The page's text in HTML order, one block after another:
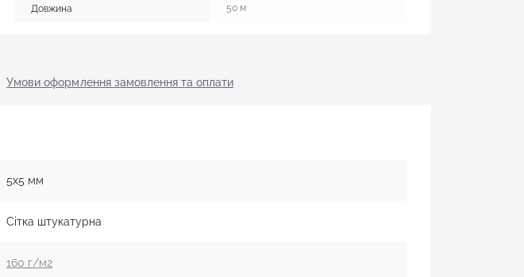
Довжина 50 м
Умови оформлення замовлення тa оплати
5x5 мм
Сітка штукатурна
160 г/м2